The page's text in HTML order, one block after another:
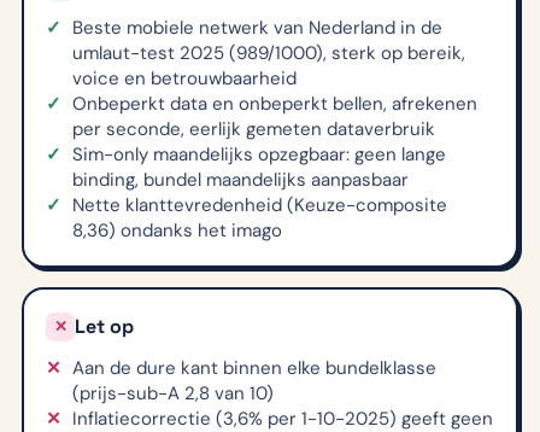
Beste mobiele netwerk van Nederland in de
umlaut-test 2025 (989/1000), sterk op bereik,
voice en betrouwbaarheid
Onbeperkt data en onbeperkt bellen, afrekenen
per seconde, eerlijk gemeten dataverbruik
Sim-only maandelijks opzegbaar: geen lange
binding, bundel maandelijks aanpasbaar
Nette klanttevredenheid (Keuze-composite
8,36) ondanks het imago
✕ Let op
Aan de dure kant binnen elke bundelklasse
(prijs-sub-A 2,8 van 10)
Inflatiecorrectie (3,6% per 1-10-2025) geeft geen